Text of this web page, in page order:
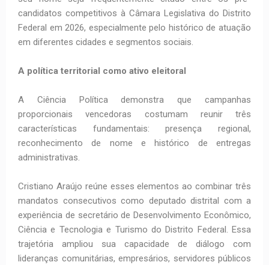
candidatos competitivos à Câmara Legislativa do Distrito
Federal em 2026, especialmente pelo histórico de atuação
em diferentes cidades e segmentos sociais.
A política territorial como ativo eleitoral
A Ciência Política demonstra que campanhas
proporcionais vencedoras costumam reunir três
características fundamentais: presença regional,
reconhecimento de nome e histórico de entregas
administrativas.
Cristiano Araújo reúne esses elementos ao combinar três
mandatos consecutivos como deputado distrital com a
experiência de secretário de Desenvolvimento Econômico,
Ciência e Tecnologia e Turismo do Distrito Federal. Essa
trajetória ampliou sua capacidade de diálogo com
lideranças comunitárias, empresários, servidores públicos